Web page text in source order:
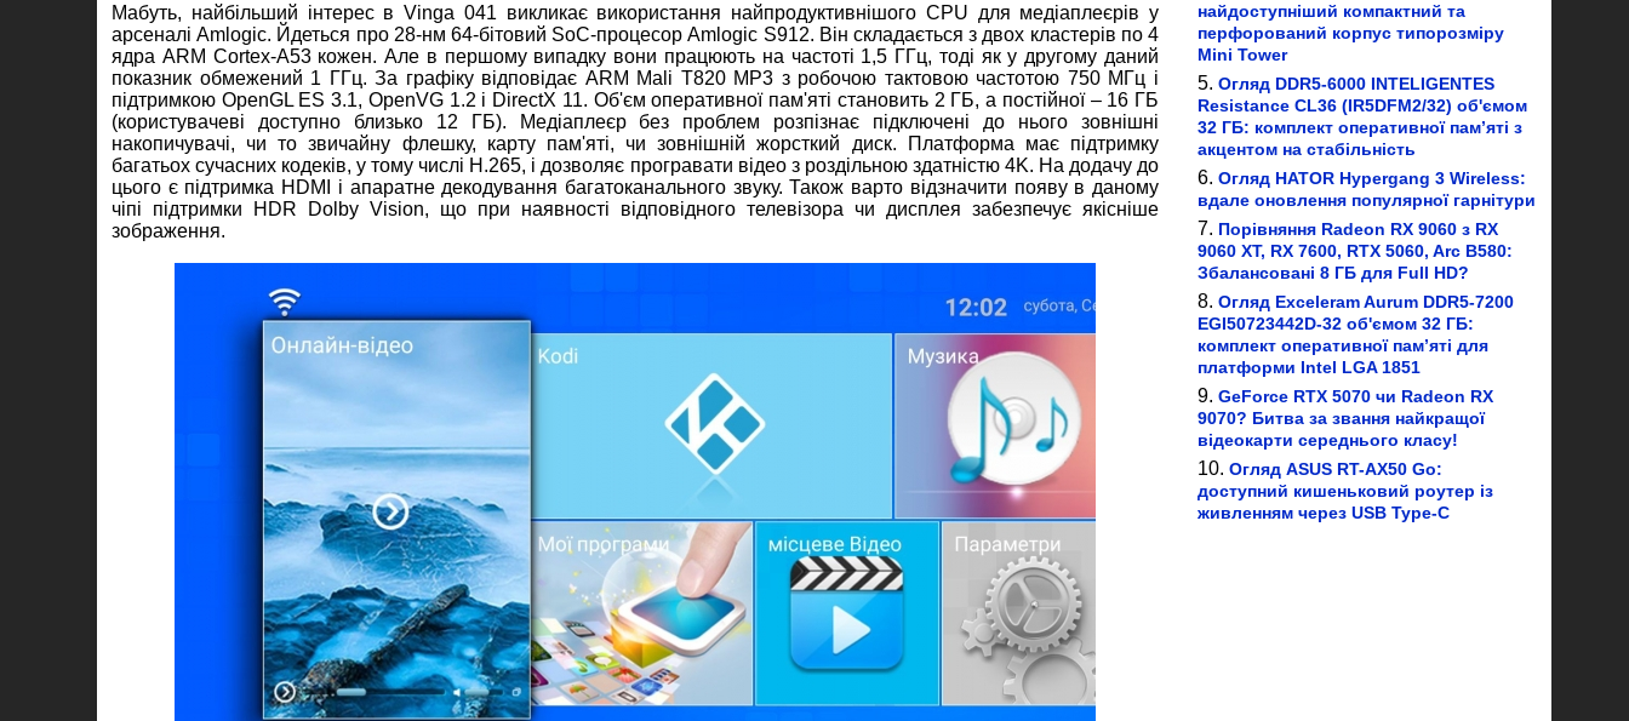
Мабуть, найбільший інтерес в Vinga 041 викликає використання найпродуктивнішого CPU для медіаплеєрів у
арсеналі Amlogic. Йдеться про 28-нм 64-бітовий SoC-процесор Amlogic S912. Він складається з двох кластерів по 4
ядра ARM Cortex-A53 кожен. Але в першому випадку вони працюють на частоті 1,5 ГГц, тоді як у другому даний
показник обмежений 1 ГГц. За графіку відповідає ARM Mali T820 MP3 з робочою тактовою частотою 750 МГц і
підтримкою OpenGL ES 3.1, OpenVG 1.2 і DirectX 11. Об'єм оперативної пам'яті становить 2 ГБ, а постійної – 16 ГБ
(користувачеві доступно близько 12 ГБ). Медіаплеєр без проблем розпізнає підключені до нього зовнішні
накопичувачі, чи то звичайну флешку, карту пам'яті, чи зовнішній жорсткий диск. Платформа має підтримку
багатьох сучасних кодеків, у тому числі H.265, і дозволяє програвати відео з роздільною здатністю 4K. На додачу до
цього є підтримка HDMI і апаратне декодування багатоканального звуку. Також варто відзначити появу в даному
чіпі підтримки HDR Dolby Vision, що при наявності відповідного телевізора чи дисплея забезпечує якісніше
зображення.
найдоступніший компактний та
перфорований корпус типорозміру
Mini Tower
Огляд DDR5-6000 INTELIGENTES
Resistance CL36 (IR5DFM2/32) об'ємом
32 ГБ: комплект оперативної пам’яті з
акцентом на стабільність
Огляд HATOR Hypergang 3 Wireless:
вдале оновлення популярної гарнітури
Порівняння Radeon RX 9060 з RX
9060 XT, RX 7600, RTX 5060, Arc B580:
Збалансовані 8 ГБ для Full HD?
Огляд Exceleram Aurum DDR5-7200
EGI50723442D-32 об'ємом 32 ГБ:
комплект оперативної пам’яті для
платформи Intel LGA 1851
GeForce RTX 5070 чи Radeon RX
9070? Битва за звання найкращої
відеокарти середнього класу!
Огляд ASUS RT-AX50 Go:
доступний кишеньковий роутер із
живленням через USB Type-C